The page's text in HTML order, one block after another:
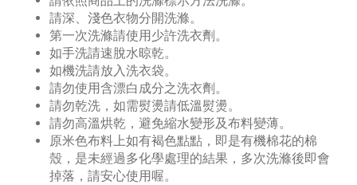
請深、淺色衣物分開洗滌。
第一次洗滌請使用少許洗衣劑。
如手洗請速脫水晾乾。
如機洗請放入洗衣袋。
請勿使用含漂白成分之洗衣劑。
請勿乾洗，如需熨燙請低溫熨燙。
請勿高溫烘乾，避免縮水變形及布料變薄。
原米色布料上如有褐色點點，即是有機棉花的棉
殼，是未經過多化學處理的結果，多次洗滌後即會
掉落，請安心使用喔。